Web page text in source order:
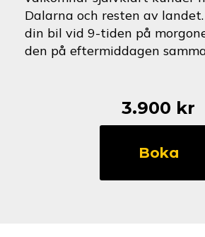
Dalarna och resten av
din bil vid 9-tiden på
den på eftermiddagen
3.900 kr
Nissan
mängd
Boka